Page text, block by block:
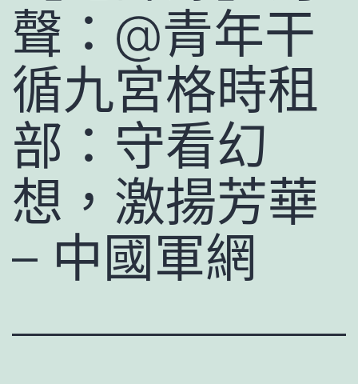
聲：@青年干
循九宮格時租
部：守看幻
想，激揚芳華
– 中國軍網